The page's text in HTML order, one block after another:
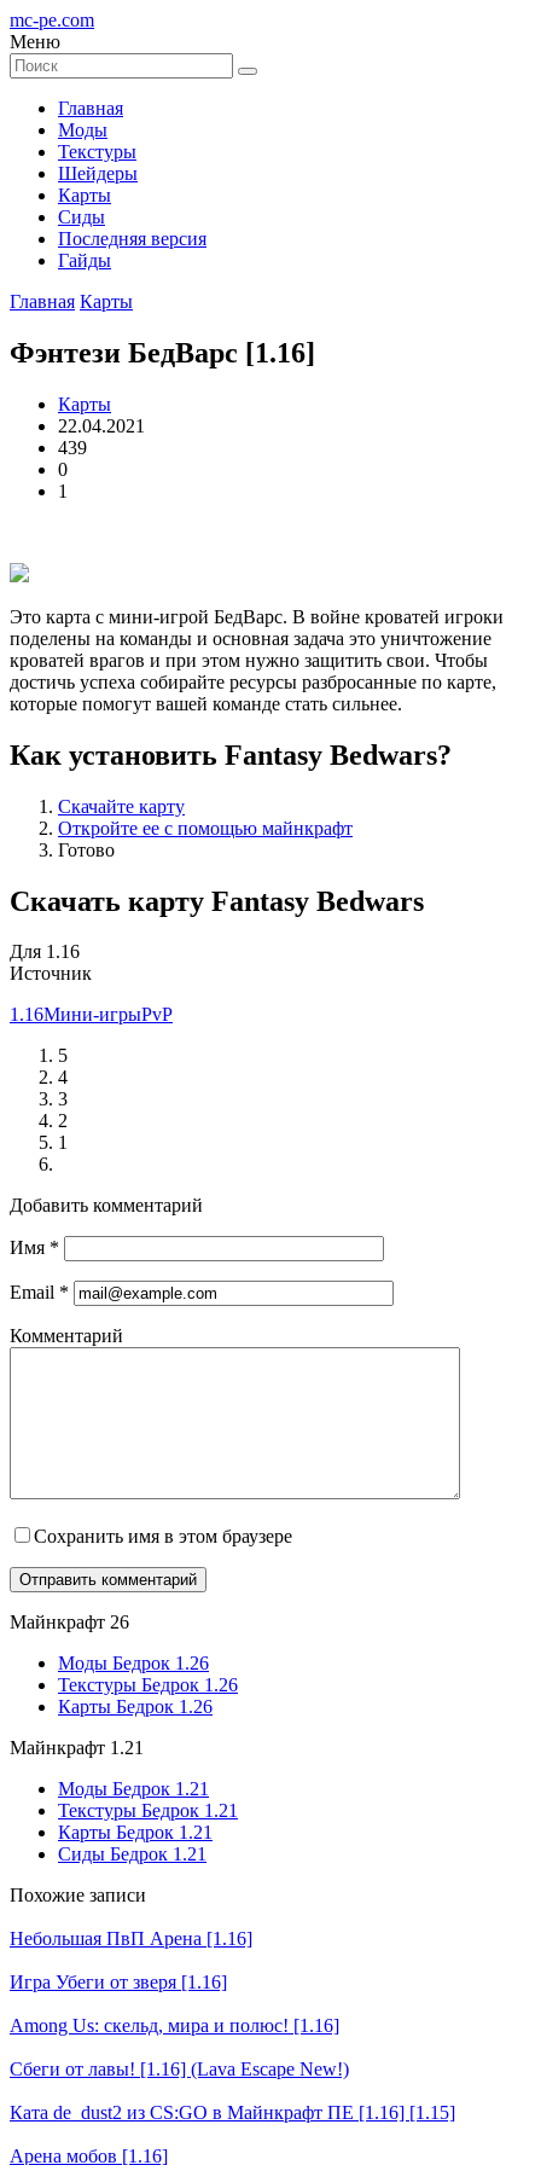
mc-pe.com
Меню
Главная
Моды
Текстуры
Шейдеры
Карты
Сиды
Последняя версия
Гайды
Главная Карты
Фэнтези БедВарс [1.16]
Карты
22.04.2021
439
0
1
Это карта с мини-игрой БедВарс. В войне кроватей игроки
поделены на команды и основная задача это уничтожение
кроватей врагов и при этом нужно защитить свои. Чтобы
достичь успеха собирайте ресурсы разбросанные по карте,
которые помогут вашей команде стать сильнее.
Как установить Fantasy Bedwars?
Скачайте карту
Откройте ее с помощью майнкрафт
Готово
Скачать карту Fantasy Bedwars
Для 1.16
Источник
1.16Мини-игрыPvP
5
4
3
2
1
Добавить комментарий
Имя *
Email *
Комментарий
Сохранить имя в этом браузере
Майнкрафт 26
Моды Бедрок 1.26
Текстуры Бедрок 1.26
Карты Бедрок 1.26
Майнкрафт 1.21
Моды Бедрок 1.21
Текстуры Бедрок 1.21
Карты Бедрок 1.21
Сиды Бедрок 1.21
Похожие записи
Небольшая ПвП Арена [1.16]
Игра Убеги от зверя [1.16]
Among Us: скельд, мира и полюс! [1.16]
Сбеги от лавы! [1.16] (Lava Escape New!)
Ката de_dust2 из CS:GO в Майнкрафт ПЕ [1.16] [1.15]
Арена мобов [1.16]